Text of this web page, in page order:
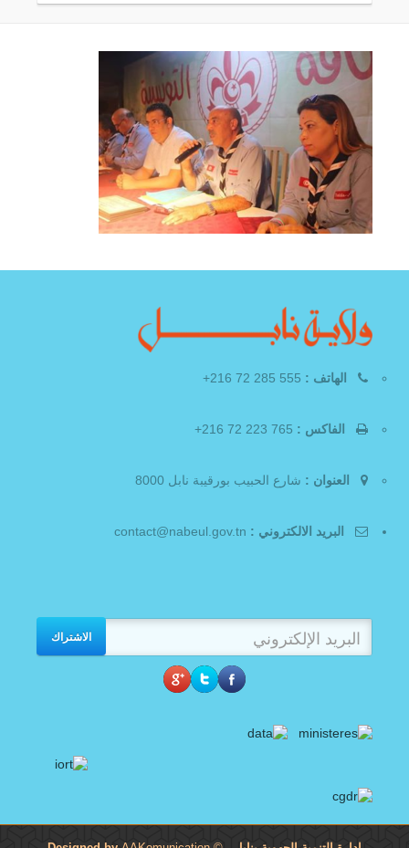
الهاتف :
الفاكس :
العنوان : شارع الحبيب بورقيبة نابل 8000
البريد الالكتروني :
الاشتراك